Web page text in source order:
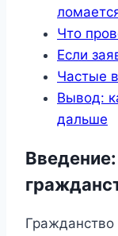
Что
Если
Частые
Вывод:
дальше